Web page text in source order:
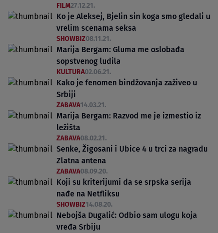
FILM27.12.21.
Ko je Aleksej, Bjelin sin koga smo gledali u
vrelim scenama seksa
SHOWBIZ08.11.21.
Marija Bergam: Gluma me oslobađa
sopstvenog ludila
KULTURA02.06.21.
Kako je fenomen bindžovanja zaživeo u
Srbiji
ZABAVA14.03.21.
Marija Bergam: Razvod me je izmestio iz
ležišta
ZABAVA08.02.21.
Senke, Žigosani i Ubice 4 u trci za nagradu
Zlatna antena
ZABAVA08.09.20.
Koji su kriterijumi da se srpska serija
nađe na Netfliksu
SHOWBIZ14.08.20.
Nebojša Dugalić: Odbio sam ulogu koja
vređa Srbiju